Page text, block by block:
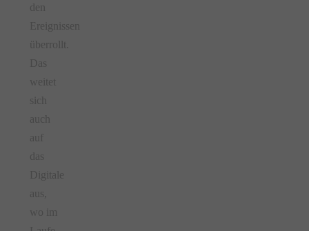
den
Ereignissen
überrollt.
Das
weitet
sich
auch
auf
das
Digitale
aus,
wo im